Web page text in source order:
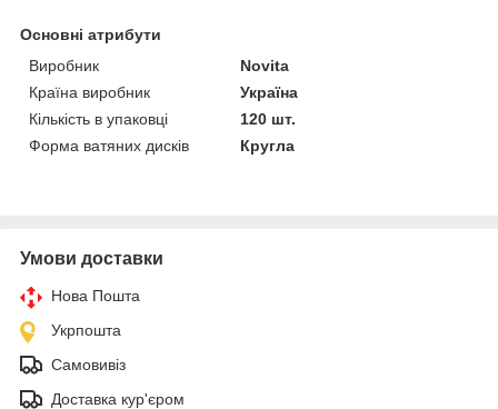
Основні атрибути
Виробник
Novita
Країна виробник
Україна
Кількість в упаковці
120 шт.
Форма ватяних дисків
Кругла
Умови доставки
Нова Пошта
Укрпошта
Самовивіз
Доставка кур'єром